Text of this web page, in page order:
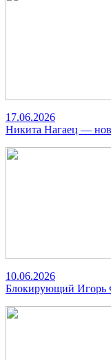
17.06.2026
Никита Нагаец —
10.06.2026
Блокирующий Игорь